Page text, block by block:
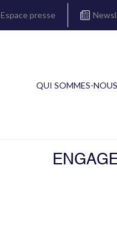
Espace presse
QUI SOMMES-